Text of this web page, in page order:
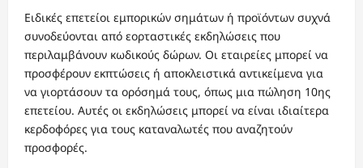
Ειδικές επετείοι εμπορικών σημάτων ή προϊόντων συχνά
συνοδεύονται από εορταστικές εκδηλώσεις που
περιλαμβάνουν κωδικούς δώρων. Οι εταιρείες μπορεί να
προσφέρουν εκπτώσεις ή αποκλειστικά αντικείμενα για
να γιορτάσουν τα ορόσημά τους, όπως μια πώληση 10ης
επετείου. Αυτές οι εκδηλώσεις μπορεί να είναι ιδιαίτερα
κερδοφόρες για τους καταναλωτές που αναζητούν
προσφορές.